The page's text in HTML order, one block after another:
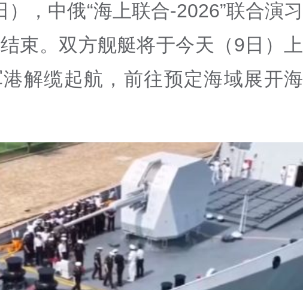
），中俄“海上联合-2026”联合演习
束。双方舰艇将于今天（9日）上
解缆起航，前往预定海域展开海